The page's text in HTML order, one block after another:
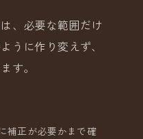
、必要な範囲だけ
うに作り変えず、
す。
補正が必要かまで確